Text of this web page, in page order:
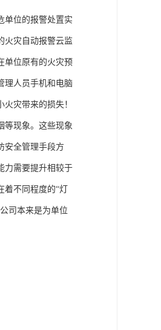
单位的报警处置实
火灾自动报警云监
单位原有的火灾预
理人员手机和电脑
灾带来的损失！
等现象。这些现象
安全管理手段方
力需要提升相较于
不同程度的“灯
司本来是为单位